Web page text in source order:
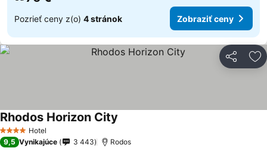
Pozrieť ceny z(o) 4 stránok Zobraziť ceny
Zdieľať
4 Počet hviezdičiek
Hotel
Rhodos Horizon City
9,5 Vynikajúce 3 443 Rodos